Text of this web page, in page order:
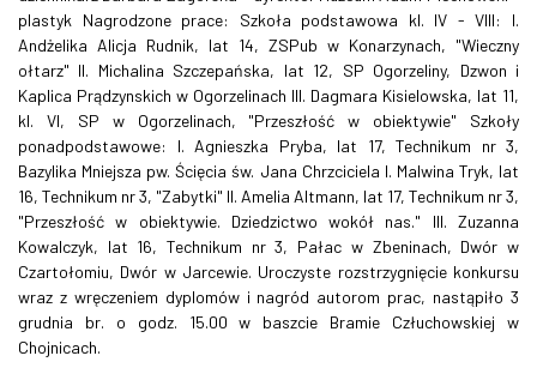
plastyk Nagrodzone prace: Szkoła podstawowa kl. IV - VIII: I.
Andżelika Alicja Rudnik, lat 14, ZSPub w Konarzynach, "Wieczny
ołtarz" II. Michalina Szczepańska, lat 12, SP Ogorzeliny, Dzwon i
Kaplica Prądzynskich w Ogorzelinach III. Dagmara Kisielowska, lat 11,
kl. VI, SP w Ogorzelinach, "Przeszłość w obiektywie" Szkoły
ponadpodstawowe: I. Agnieszka Pryba, lat 17, Technikum nr 3,
Bazylika Mniejsza pw. Ścięcia św. Jana Chrzciciela I. Malwina Tryk, lat
16, Technikum nr 3, "Zabytki" II. Amelia Altmann, lat 17, Technikum nr 3,
"Przeszłość w obiektywie. Dziedzictwo wokół nas." III. Zuzanna
Kowalczyk, lat 16, Technikum nr 3, Pałac w Zbeninach, Dwór w
Czartołomiu, Dwór w Jarcewie. Uroczyste rozstrzygnięcie konkursu
wraz z wręczeniem dyplomów i nagród autorom prac, nastąpiło 3
grudnia br. o godz. 15.00 w baszcie Bramie Człuchowskiej w
Chojnicach.